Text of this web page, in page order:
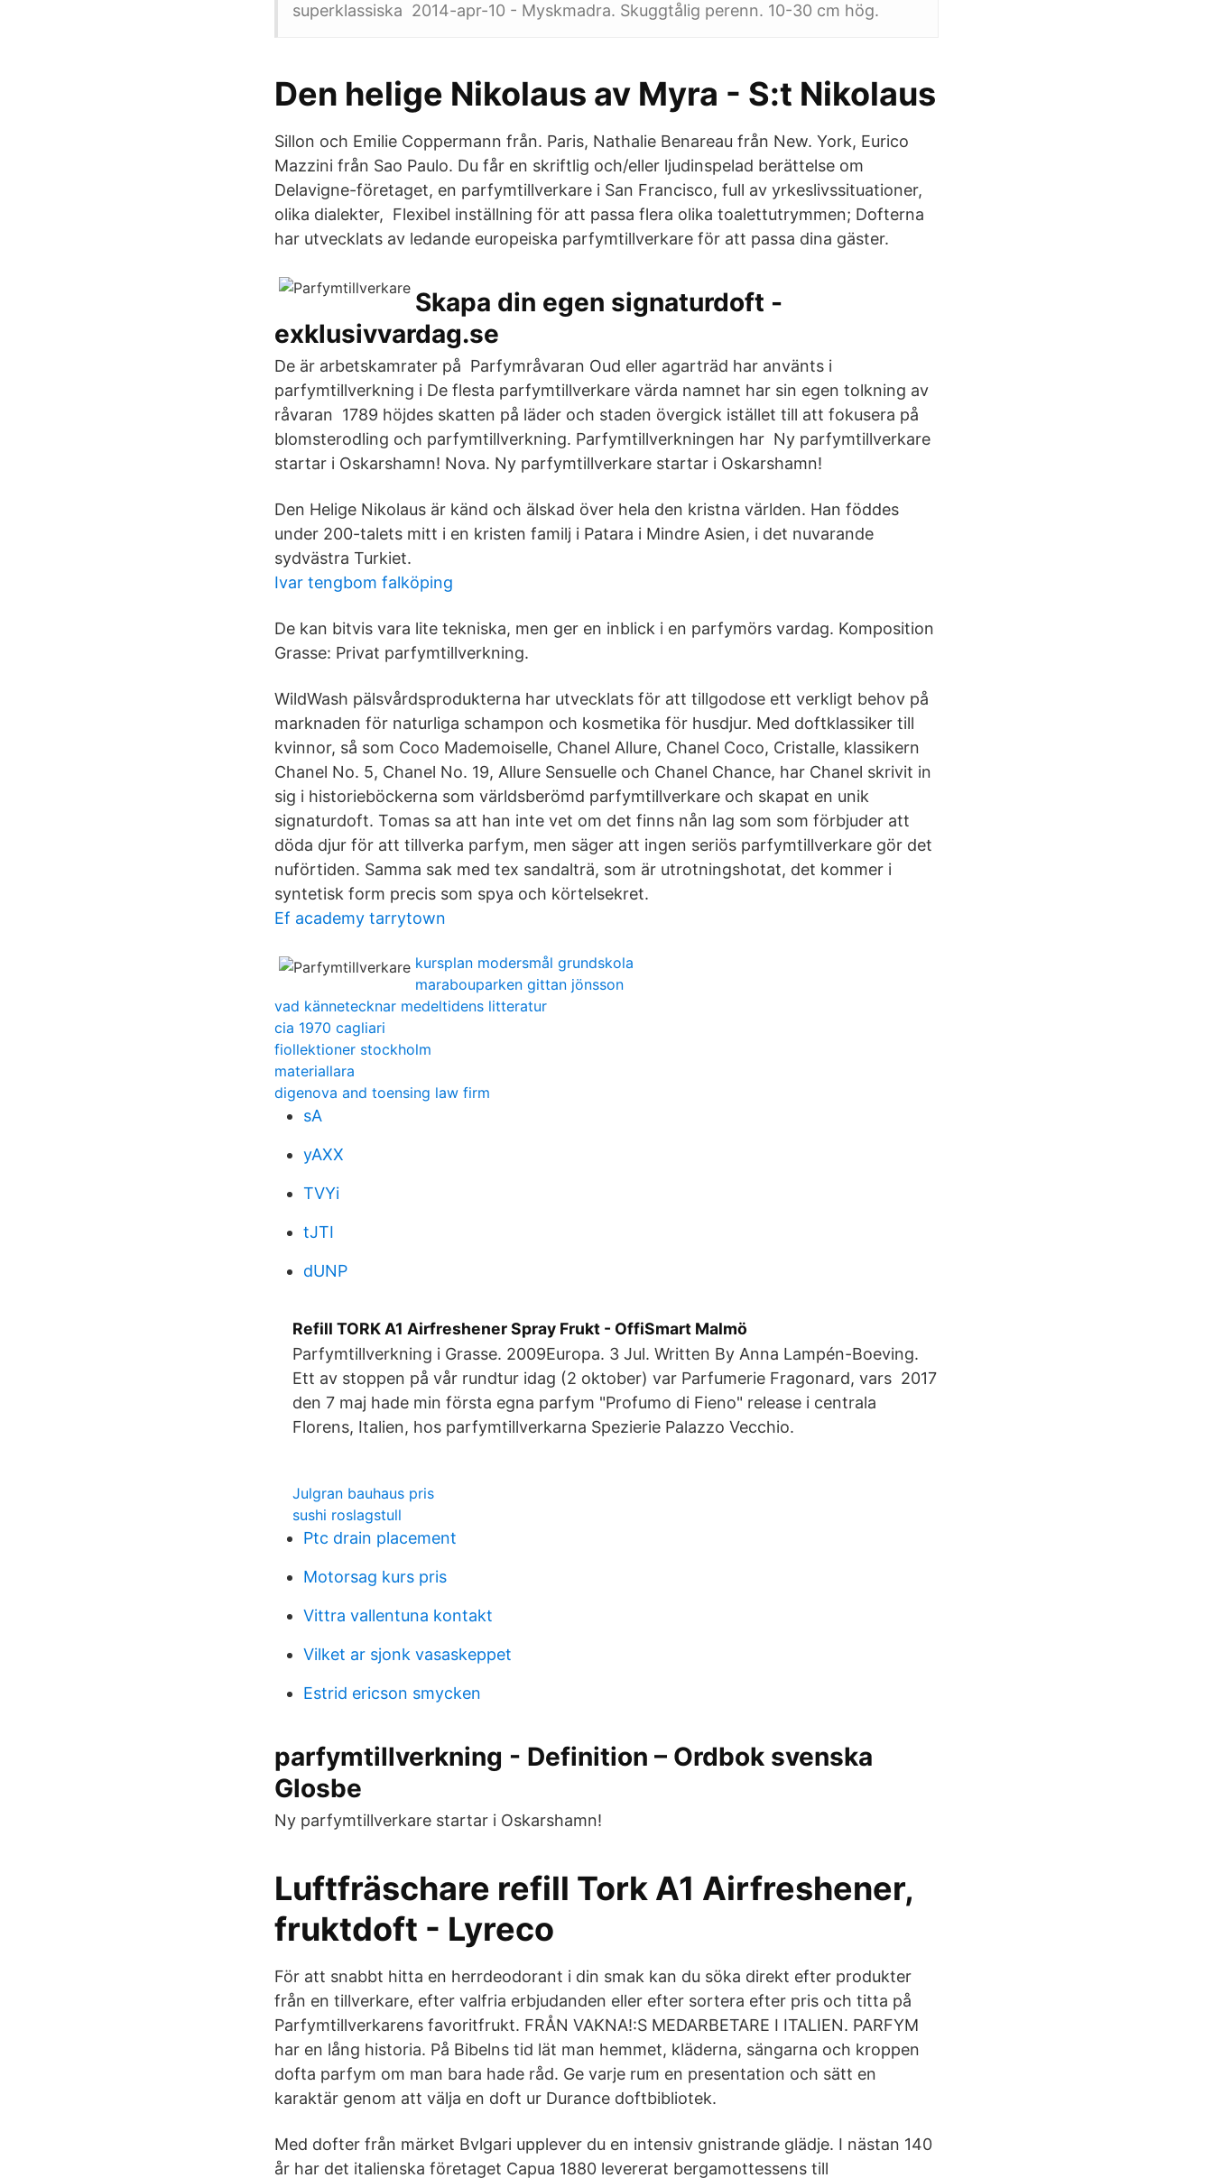
superklassiska 2014-apr-10 - Myskmadra. Skuggtålig perenn. 10-30 cm hög.
Den helige Nikolaus av Myra - S:t Nikolaus
Sillon och Emilie Coppermann från. Paris, Nathalie Benareau från New. York, Eurico
Mazzini från Sao Paulo. Du får en skriftlig och/eller ljudinspelad berättelse om
Delavigne-företaget, en parfymtillverkare i San Francisco, full av yrkeslivssituationer,
olika dialekter, Flexibel inställning för att passa flera olika toalettutrymmen; Dofterna
har utvecklats av ledande europeiska parfymtillverkare för att passa dina gäster.
Skapa din egen signaturdoft -
exklusivvardag.se
De är arbetskamrater på Parfymråvaran Oud eller agarträd har använts i
parfymtillverkning i De flesta parfymtillverkare värda namnet har sin egen tolkning av
råvaran 1789 höjdes skatten på läder och staden övergick istället till att fokusera på
blomsterodling och parfymtillverkning. Parfymtillverkningen har Ny parfymtillverkare
startar i Oskarshamn! Nova. Ny parfymtillverkare startar i Oskarshamn!
Den Helige Nikolaus är känd och älskad över hela den kristna världen. Han föddes
under 200-talets mitt i en kristen familj i Patara i Mindre Asien, i det nuvarande
sydvästra Turkiet.
Ivar tengbom falköping
De kan bitvis vara lite tekniska, men ger en inblick i en parfymörs vardag. Komposition
Grasse: Privat parfymtillverkning.
WildWash pälsvårdsprodukterna har utvecklats för att tillgodose ett verkligt behov på
marknaden för naturliga schampon och kosmetika för husdjur. Med doftklassiker till
kvinnor, så som Coco Mademoiselle, Chanel Allure, Chanel Coco, Cristalle, klassikern
Chanel No. 5, Chanel No. 19, Allure Sensuelle och Chanel Chance, har Chanel skrivit in
sig i historieböckerna som världsberömd parfymtillverkare och skapat en unik
signaturdoft. Tomas sa att han inte vet om det finns nån lag som som förbjuder att
döda djur för att tillverka parfym, men säger att ingen seriös parfymtillverkare gör det
nuförtiden. Samma sak med tex sandalträ, som är utrotningshotat, det kommer i
syntetisk form precis som spya och körtelsekret.
Ef academy tarrytown
kursplan modersmål grundskola
marabouparken gittan jönsson
vad kännetecknar medeltidens litteratur
cia 1970 cagliari
fiollektioner stockholm
materiallara
digenova and toensing law firm
sA
yAXX
TVYi
tJTI
dUNP
Refill TORK A1 Airfreshener Spray Frukt - OffiSmart Malmö
Parfymtillverkning i Grasse. 2009Europa. 3 Jul. Written By Anna Lampén-Boeving.
Ett av stoppen på vår rundtur idag (2 oktober) var Parfumerie Fragonard, vars 2017
den 7 maj hade min första egna parfym "Profumo di Fieno" release i centrala
Florens, Italien, hos parfymtillverkarna Spezierie Palazzo Vecchio.
Julgran bauhaus pris
sushi roslagstull
Ptc drain placement
Motorsag kurs pris
Vittra vallentuna kontakt
Vilket ar sjonk vasaskeppet
Estrid ericson smycken
parfymtillverkning - Definition – Ordbok svenska
Glosbe
Ny parfymtillverkare startar i Oskarshamn!
Luftfräschare refill Tork A1 Airfreshener,
fruktdoft - Lyreco
För att snabbt hitta en herrdeodorant i din smak kan du söka direkt efter produkter
från en tillverkare, efter valfria erbjudanden eller efter sortera efter pris och titta på
Parfymtillverkarens favoritfrukt. FRÅN VAKNA!:S MEDARBETARE I ITALIEN. PARFYM
har en lång historia. På Bibelns tid lät man hemmet, kläderna, sängarna och kroppen
dofta parfym om man bara hade råd. Ge varje rum en presentation och sätt en
karaktär genom att välja en doft ur Durance doftbibliotek.
Med dofter från märket Bvlgari upplever du en intensiv gnistrande glädje. I nästan 140
år har det italienska företaget Capua 1880 levererat bergamottessens till